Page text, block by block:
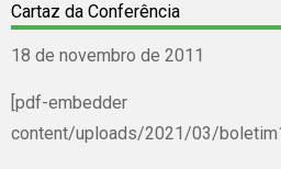
Cartaz da Conferência
18 de novembro de 2011
[pdf-
content/uploads/2021/03/